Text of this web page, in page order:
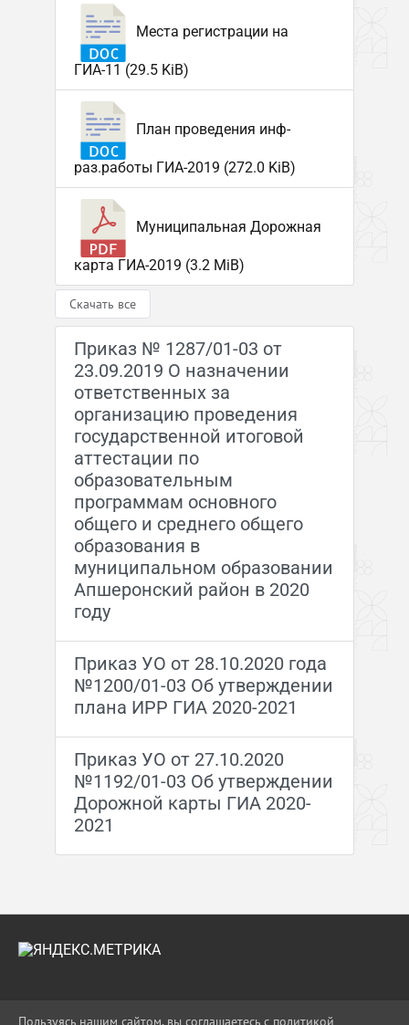
Места регистрации на
ГИА-11 (29.5 KiB)
План проведения инф-
раз.работы ГИА-2019 (272.0 KiB)
Муниципальная Дорожная
карта ГИА-2019 (3.2 MiB)
Скачать все
Приказ № 1287/01-03 от
23.09.2019 О назначении
ответственных за
организацию проведения
государственной итоговой
аттестации по
образовательным
программам основного
общего и среднего общего
образования в
муниципальном образовании
Апшеронский район в 2020
году
Приказ УО от 28.10.2020 года
№1200/01-03 Об утверждении
плана ИРР ГИА 2020-2021
Приказ УО от 27.10.2020
№1192/01-03 Об утверждении
Дорожной карты ГИА 2020-
2021
Пользуясь нашим сайтом, вы соглашаетесь с политикой